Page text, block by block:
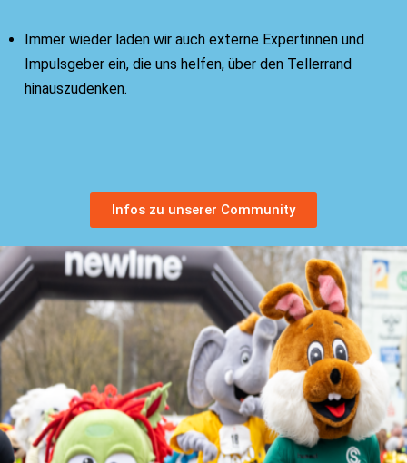
Immer wieder laden wir auch externe Expertinnen und
Impulsgeber ein, die uns helfen, über den Tellerrand
hinauszudenken.
Infos zu unserer Community